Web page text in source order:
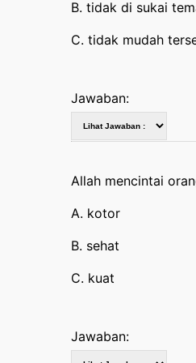
B. tidak di sukai
C. tidak mudah
Jawaban:
Allah mencintai
A. kotor
B. sehat
C. kuat
Jawaban: